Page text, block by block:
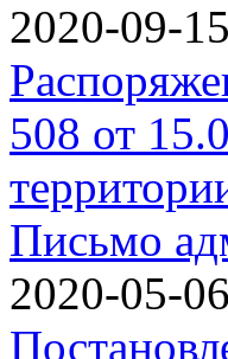
2020-09-15
508 от
Письмо
2020-05-06